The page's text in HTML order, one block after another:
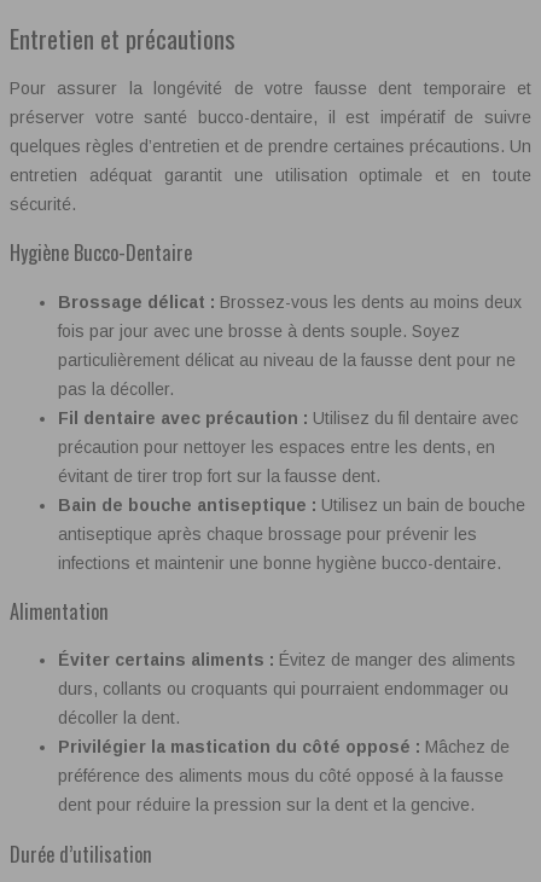
Entretien et précautions
Pour assurer la longévité de votre fausse dent temporaire et
préserver votre santé bucco-dentaire, il est impératif de suivre
quelques règles d’entretien et de prendre certaines précautions. Un
entretien adéquat garantit une utilisation optimale et en toute
sécurité.
Hygiène Bucco-Dentaire
Brossage délicat : Brossez-vous les dents au moins deux
fois par jour avec une brosse à dents souple. Soyez
particulièrement délicat au niveau de la fausse dent pour ne
pas la décoller.
Fil dentaire avec précaution : Utilisez du fil dentaire avec
précaution pour nettoyer les espaces entre les dents, en
évitant de tirer trop fort sur la fausse dent.
Bain de bouche antiseptique : Utilisez un bain de bouche
antiseptique après chaque brossage pour prévenir les
infections et maintenir une bonne hygiène bucco-dentaire.
Alimentation
Éviter certains aliments : Évitez de manger des aliments
durs, collants ou croquants qui pourraient endommager ou
décoller la dent.
Privilégier la mastication du côté opposé : Mâchez de
préférence des aliments mous du côté opposé à la fausse
dent pour réduire la pression sur la dent et la gencive.
Durée d’utilisation